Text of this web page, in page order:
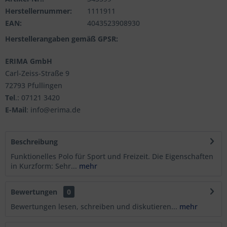
Herstellernummer:
1111911
EAN:
4043523908930
Herstellerangaben gemäß GPSR:
ERIMA GmbH
Carl-Zeiss-Straße 9
72793 Pfullingen
Tel.: 07121 3420
E-Mail: info@erima.de
Beschreibung
Funktionelles Polo für Sport und Freizeit. Die Eigenschaften
in Kurzform: Sehr... mehr
Bewertungen
0
Bewertungen lesen, schreiben und diskutieren... mehr